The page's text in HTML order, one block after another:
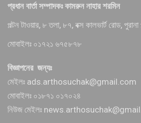
প্রধান বার্তা সম্পাদকঃ কামরুন নাহার শরমিন
পল্টন টাওয়ার, ৮ তলা, ৮৭, বক্স কালভার্ট রোড,
মোবাইলঃ ০১৭২১ ৬৭৫৮৭৮
বিজ্ঞাপনের জন্যঃ
মেইলঃ ads.arthosuchak@gmail.com
মোবাইলঃ ০১৮৭১ ০১৭০২৪
নিউজ মেইলঃ